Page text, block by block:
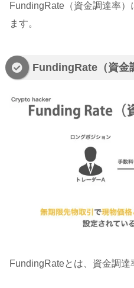
FundingRate（資金調達率
ます。
FundingRate（資金
FundingRateとは、資金調達